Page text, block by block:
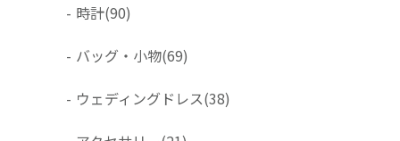
- 時計(90)
- バッグ・小物(69)
- ウェディングドレス(38)